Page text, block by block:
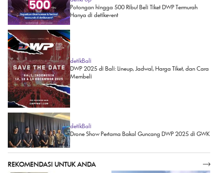
Potongan hingga 500 Ribu! Beli Tiket DWP Termurah
Hanya di detikevent
detikBali
DWP 2025 di Bali: Lineup, Jadwal, Harga Tiket, dan Cara
Membeli
detikBali
Drone Show Pertama Bakal Guncang DWP 2025 di GWK
REKOMENDASI UNTUK ANDA